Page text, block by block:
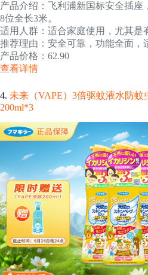
产品介绍：飞利浦新国标安全插座
8位全长3米。
适用人群：适合家庭使用，尤其是
推荐理由：安全可靠，功能全面，
产品价格：62.90
查看详情
4. 未来（VAPE）3倍驱蚊液水防
200ml*3